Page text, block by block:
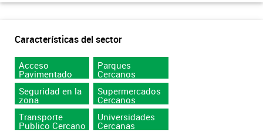
Características del sector
Acceso
Pavimentado
Parques
Cercanos
Seguridad en la
zona
Supermercados
Cercanos
Transporte
Publico Cercano
Universidades
Cercanas